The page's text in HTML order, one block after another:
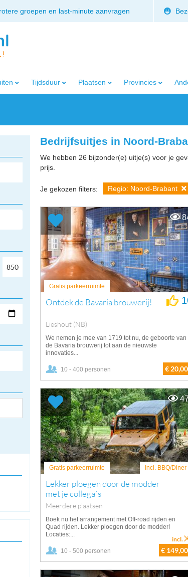
groepen en last-minute aanvragen
Tijdsduur Plaatsen Provincies
Bedrijfsuitjes in Noord-
We hebben 26 bijzonder(e) uitje(s) voor je
prijs.
Je gekozen filters: Regio: Noord-Brabant
Gratis parkeerruimte
Ontdek de Bavaria brouwerij!
Lieshout (NB)
We nemen je mee van 1719 tot nu, de geboorte van
de Bavaria brouwerij tot aan de nieuwste
innovaties...
10 - 400 personen € 20,00
Gratis parkeerruimte Incl. BBQ/Diner
Lekker ploegen door de modder
met je collega`s
Meerdere plaatsen
Boek nu het arrangement met Off-road rijden en
Quad rijden. Lekker ploegen door de modder!
Locaties:...
10 - 500 personen € 149,00
incl.